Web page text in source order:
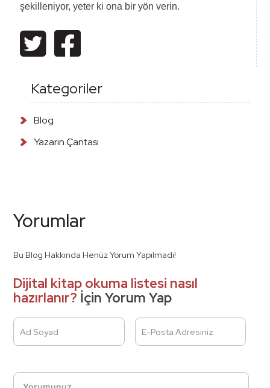
şekilleniyor, yeter ki ona bir yön verin.
Kategoriler
Blog
Yazarın Çantası
Yorumlar
Bu Blog Hakkında Henüz Yorum Yapılmadı!
Dijital kitap okuma listesi nasıl
hazırlanır? İçin Yorum Yap
Ad Soyad E-Posta Adresiniz